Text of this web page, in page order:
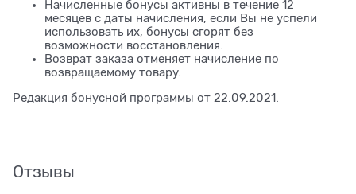
Начисленные бонусы активны в течение 12
месяцев с даты начисления, если Вы не успели
использовать их, бонусы сгорят без
возможности восстановления.
Возврат заказа отменяет начисление по
возвращаемому товару.
Редакция бонусной программы от 22.09.2021.
Отзывы